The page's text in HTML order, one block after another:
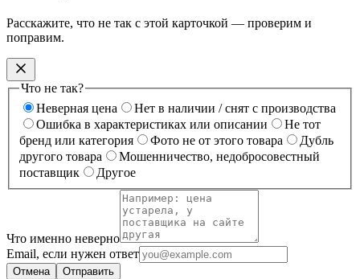
Расскажите, что не так с этой карточкой — проверим и
поправим.
Что не так?
Неверная цена
Нет в наличии / снят с производства
Ошибка в характеристиках или описании
Не тот
бренд или категория
Фото не от этого товара
Дубль
другого товара
Мошенничество, недобросовестный
поставщик
Другое
Что именно неверно
Email, если нужен ответ
Отмена Отправить